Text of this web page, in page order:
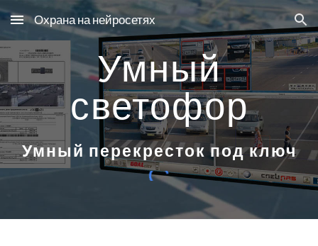
Skip to main content Skip to navigation
Охрана на нейросетях
Умный
светофор
Умный перекресток под ключ